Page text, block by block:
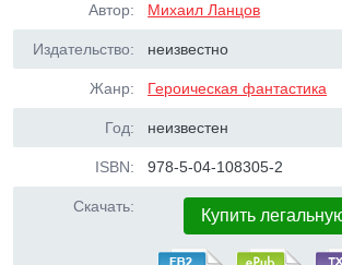
Автор: Михаил Ланцов
Издательство: неизвестно
Жанр: Героическая фантастика
Год: неизвестен
ISBN: 978-5-04-108305-2
Скачать: Купить